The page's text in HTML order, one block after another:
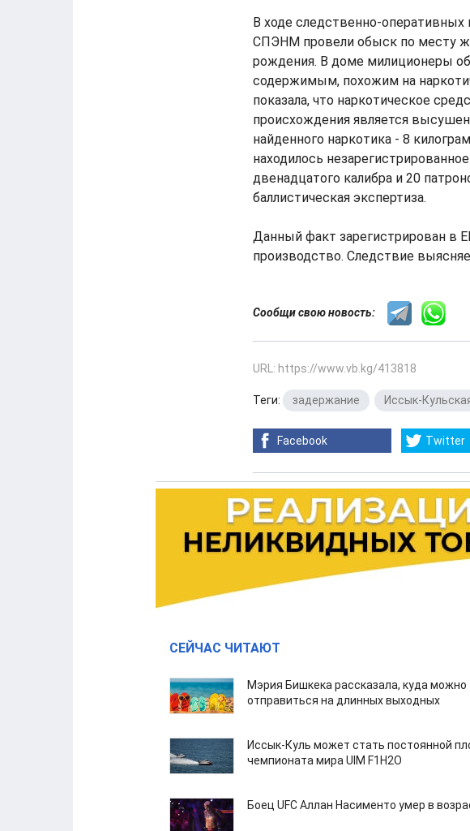
В ходе следственно-
СПЭНМ провели обыск по месту
рождения. В доме милиционеры
содержимым, похожим на
показала, что наркотическое
происхождения является
найденного наркотика - 8
находилось
двенадцатого калибра и 20
баллистическая экспертиза.
Данный факт зарегистрирован в
производство. Следствие
Сообщи свою новость:
URL: https://www.vb.kg/413818
Теги: задержание Иссык-
Facebook Twitter
СЕЙЧАС ЧИТАЮТ
Мэрия Бишкека рассказала, куда можно
отправиться на длинных выходных
Иссык-Куль может стать постоянной
чемпионата мира UIM F1H2O
Боец UFC Аллан Насименто умер в